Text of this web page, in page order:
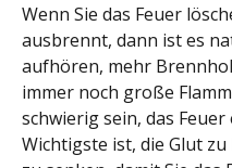
Wenn Sie das Feuer
ausbrennt, dann ist es
aufhören, mehr
immer noch große
schwierig sein, das
Wichtigste ist, die Glut